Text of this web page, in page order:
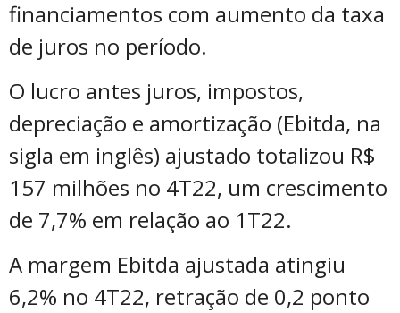
financiamentos com aumento da taxa
de juros no período.
O lucro antes juros, impostos,
depreciação e amortização (Ebitda, na
sigla em inglês) ajustado totalizou R$
157 milhões no 4T22, um crescimento
de 7,7% em relação ao 1T22.
A margem Ebitda ajustada atingiu
6,2% no 4T22, retração de 0,2 ponto